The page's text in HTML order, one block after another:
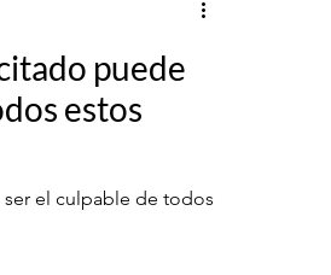
puede
estos
el culpable de todos